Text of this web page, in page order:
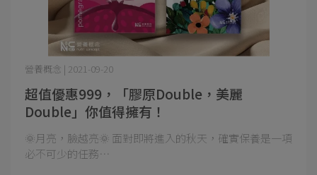
超值優惠999，「膠原Double，美麗
Double」你值得擁有！
營養概念 | 2021-09-20
🌞月亮，臉越亮🌞 面對即將進入的秋天，確實保養是一項
必不可少的任務⋯